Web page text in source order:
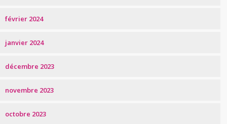
février 2024
janvier 2024
décembre 2023
novembre 2023
octobre 2023